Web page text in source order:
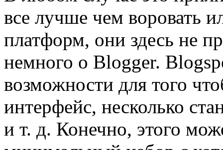
все лучше чем воровать
платформ, они здесь не
немного о Blogger.
возможности для того
интерфейс, несколько
и т. д. Конечно, этого